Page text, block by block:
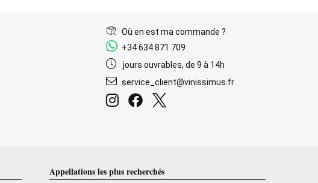
Où en est ma commande ?
+34 634 871 709
jours ouvrables, de 9 à 14h
service_client@vinissimus.fr
Appellations les plus recherchés